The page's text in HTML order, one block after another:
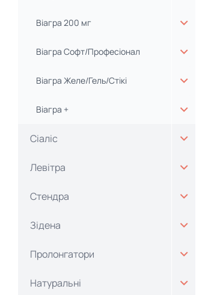
Віагра 200 мг
Віагра Софт/Професіонал
Віагра Желе/Гель/Стікі
Віагра +
Сіаліс
Левітра
Стендра
Зідена
Пролонгатори
Натуральні